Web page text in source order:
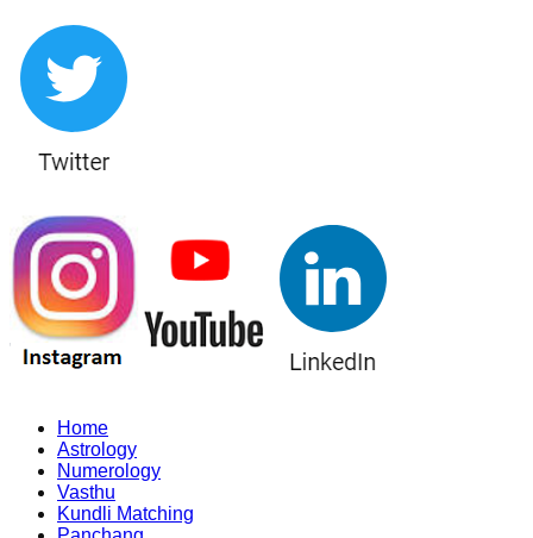
Home
Astrology
Numerology
Vasthu
Kundli Matching